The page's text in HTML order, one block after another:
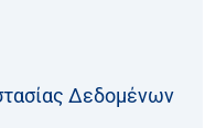
Δεδομένων